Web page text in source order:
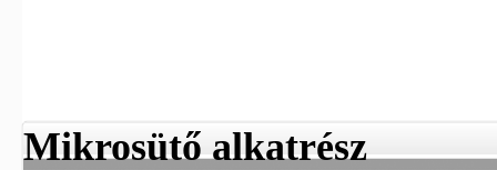
Mikrosütő alkatrész